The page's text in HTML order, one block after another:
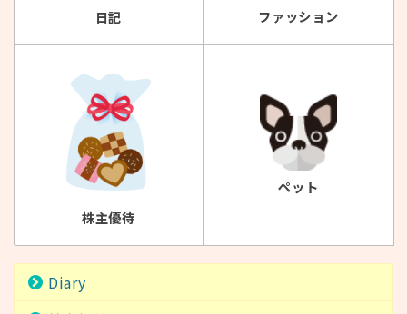
日記 ファッション
株主優待
ペット
Diary